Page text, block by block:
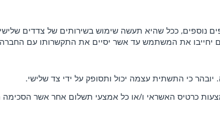
נוספים, ככל שהיא תעשה שימוש בשירותים של צדדים
את המשתמש עד אשר יסיים את התקשרותו עם החברה,
כי התשתית עצמה יכול ותסופק על ידי צד שלישי.
כרטיס האשראי ו/או כל אמצעי תשלום אחר אשר הסכימה